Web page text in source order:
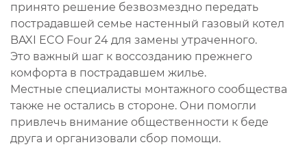
принято решение безвозмездно передать
пострадавшей семье настенный газовый котел
BAXI ECO Four 24 для замены утраченного.
Это важный шаг к воссозданию прежнего
комфорта в пострадавшем жилье.
Местные специалисты монтажного сообщества
также не остались в стороне. Они помогли
привлечь внимание общественности к беде
друга и организовали сбор помощи.